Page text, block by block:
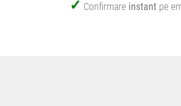
Confirmare instant pe